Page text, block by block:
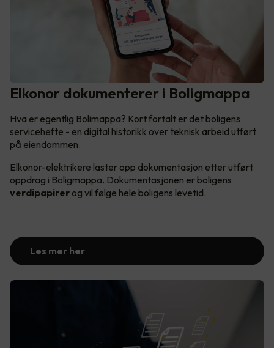
Elkonor dokumenterer i Boligmappa
Hva er egentlig Bolimappa? Kort fortalt er det boligens
servicehefte - en digital historikk over teknisk arbeid utført
på eiendommen.
Elkonor-elektrikere laster opp dokumentasjon etter utført
oppdrag i Boligmappa. Dokumentasjonen er boligens
verdipapirer og vil følge hele boligens levetid.
Les mer her